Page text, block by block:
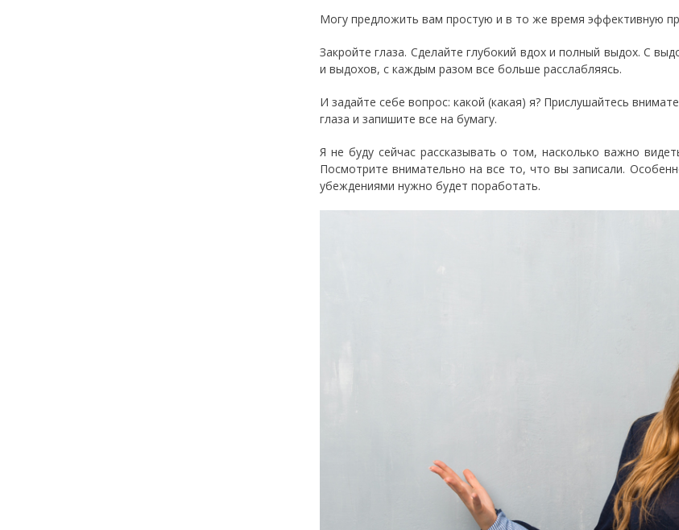
Могу предложить вам простую и в то же время эффективную
Закройте глаза. Сделайте глубокий вдох и полный выдох. С
и выдохов, с каждым разом все больше расслабляясь.
И задайте себе вопрос: какой (какая) я? Прислушайтесь
глаза и запишите все на бумагу.
Я не буду сейчас рассказывать о том, насколько важно
Посмотрите внимательно на все то, что вы записали.
убеждениями нужно будет поработать.